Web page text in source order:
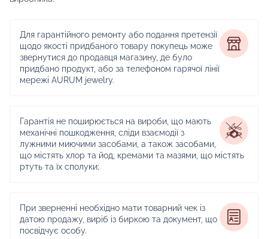
Для гарантійного ремонту або подання претензії
щодо якості придбаного товару покупець може
звернутися до продавця магазину, де було
придбано продукт, або за телефоном гарячої лінії
мережі AURUM jewelry.
Гарантія не поширюється на вироби, що мають
механічні пошкодження, сліди взаємодії з
лужними миючими засобами, а також засобами,
що містять хлор та йод, кремами та мазями, що містять
ртуть та їх сполуки;
При зверненні необхідно мати товарний чек із
датою продажу, виріб із биркою та документ, що
посвідчує особу.